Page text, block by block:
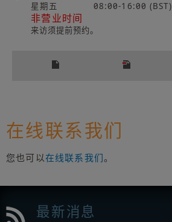
星期五
08:00-16:00 (BST)
非营业时间
来访须提前预约。
在线联系我们
您也可以在线联系我们。
最新消息